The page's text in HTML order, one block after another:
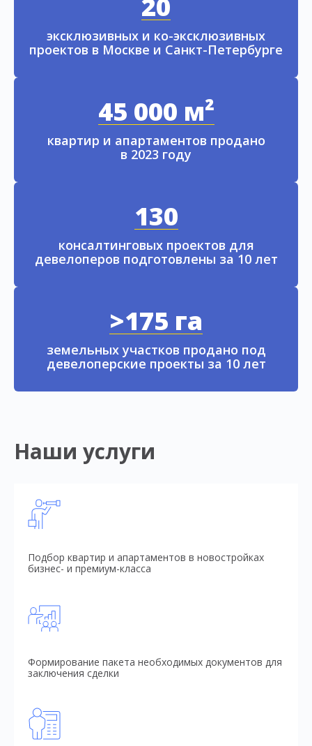
эксклюзивных и ко-эксклюзивных
проектов в Москве и Санкт-Петербурге
45 000 м²
квартир и апартаментов продано
в 2023 году
130
консалтинговых проектов для
девелоперов подготовлены за 10 лет
>175 га
земельных участков продано под
девелоперские проекты за 10 лет
Наши услуги
Подбор квартир и апартаментов в новостройках
бизнес- и премиум-класса
Формирование пакета необходимых документов для
заключения сделки